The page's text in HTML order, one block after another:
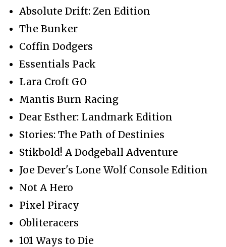
Absolute Drift: Zen Edition
The Bunker
Coffin Dodgers
Essentials Pack
Lara Croft GO
Mantis Burn Racing
Dear Esther: Landmark Edition
Stories: The Path of Destinies
Stikbold! A Dodgeball Adventure
Joe Dever's Lone Wolf Console Edition
Not A Hero
Pixel Piracy
Obliteracers
101 Ways to Die